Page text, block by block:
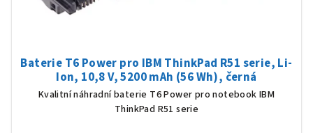
Baterie T6 Power pro IBM ThinkPad R51 serie, Li-
Ion, 10,8 V, 5200 mAh (56 Wh), černá
Kvalitní náhradní baterie T6 Power pro notebook IBM
ThinkPad R51 serie